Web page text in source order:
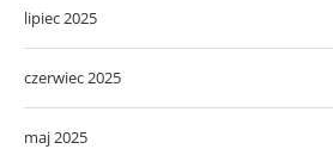
lipiec 2025
czerwiec 2025
maj 2025